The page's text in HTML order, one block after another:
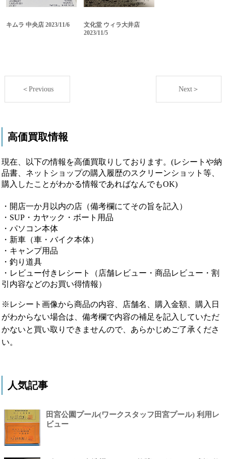
キムラ 中央店 2023/11/6
文化堂 ウィラ大井店
2023/11/5
＜Previous Next＞
高価買取情報
現在、以下の情報を高価買取りしております。(レシートや納
品書、ネットショップの購入履歴のスクリーンショット等、
購入したことがわかる情報であればなんでもOK)
・開店一か月以内の店（備考欄にてその旨を記入）
・SUP・カヤック・ボート用品
・パソコン本体
・新車（車・バイク本体）
・キャンプ用品
・釣り道具
・レビュー付きレシート（店舗レビュー・商品レビュー・割
引内容などのお買い得情報）
※レシート画像から商品の内容、店舗名、購入金額、購入日
がわからない場合は、備考欄で内容の補足を記入していただ
かないと買い取りできませんので、あらかじめご了承くださ
い。
人気記事
田宮公園プール(ワークスタッフ田宮プール) 利用レ
ビュー